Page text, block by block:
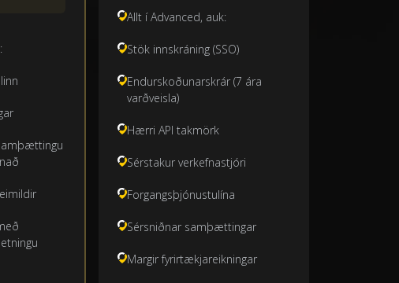
Allt í Advanced, auk:
Stök innskráning (SSO)
Endurskoðunarskrár (7 ára
varðveisla)
Hærri API takmörk
Sérstakur verkefnastjóri
Forgangsþjónustulína
Sérsniðnar samþættingar
Margir fyrirtækjareikningar